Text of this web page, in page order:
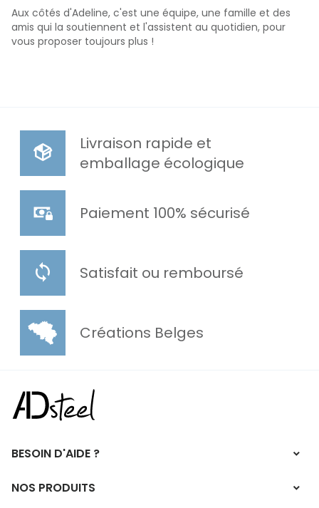
Aux côtés d'Adeline, c'est une équipe, une famille et des
amis qui la soutiennent et l'assistent au quotidien, pour
vous proposer toujours plus !
Livraison rapide et
emballage écologique
Paiement 100% sécurisé
Satisfait ou remboursé
Créations Belges
BESOIN D'AIDE ?
NOS PRODUITS